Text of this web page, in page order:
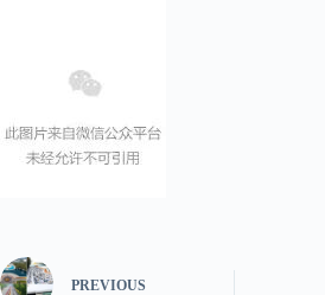
PREVIOUS